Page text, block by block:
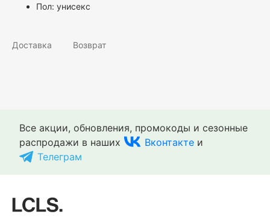
Пол: унисекс
Доставка Возврат
Все акции, обновления, промокоды и сезонные
распродажи в наших
Вконтакте и
Телеграм